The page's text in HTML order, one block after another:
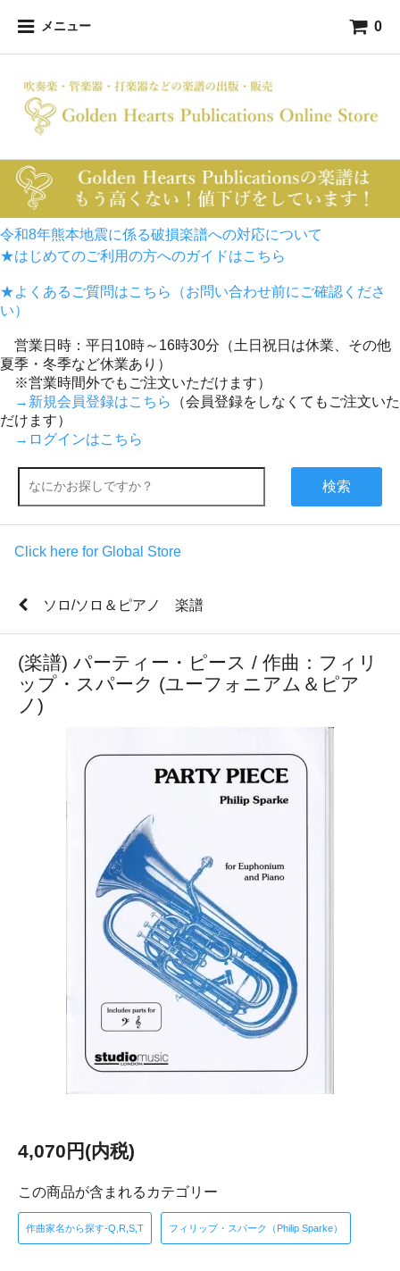
メニュー 0
令和8年熊本地震に係る破損楽譜への対応について
★はじめてのご利用の方へのガイドはこちら
★よくあるご質問はこちら（お問い合わせ前にご確認くださ
い）
営業日時：平日10時～16時30分（土日祝日は休業、その他
夏季・冬季など休業あり）
※営業時間外でもご注文いただけます）
→新規会員登録はこちら
（会員登録をしなくてもご注文いた
だけます）
→ログインはこちら
検索
Click here for Global Store
ソロ/ソロ＆ピアノ 楽譜
(楽譜) パーティー・ピース / 作曲：フィリ
ップ・スパーク (ユーフォニアム＆ピア
ノ)
4,070円(内税)
この商品が含まれるカテゴリー
作曲家名から探す-Q,R,S,T フィリップ・スパーク（Philip Sparke）